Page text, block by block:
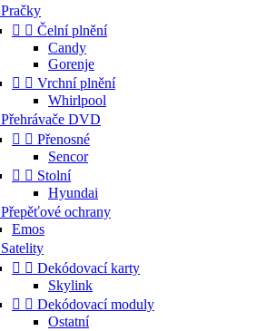
Pračky
  Čelní plnění
Candy
Gorenje
  Vrchní plnění
Whirlpool
Přehrávače DVD
  Přenosné
Sencor
  Stolní
Hyundai
Přepěťové ochrany
Emos
Satelity
  Dekódovací karty
Skylink
  Dekódovací moduly
Ostatní